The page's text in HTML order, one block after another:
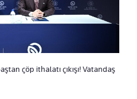
çöp ithalatı çıkışı! Vatandaş